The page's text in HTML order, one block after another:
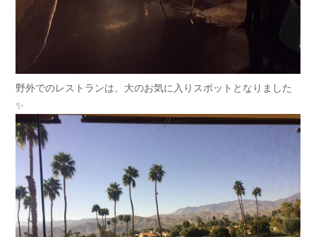
野外でのレストランは、大のお気に入りスポットとなりました
✨